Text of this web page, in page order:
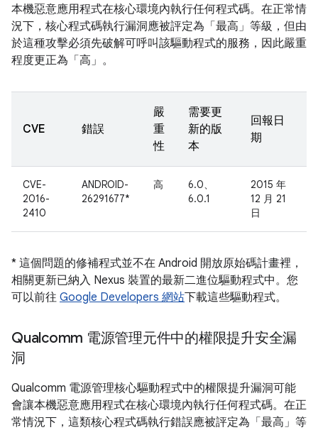
本機惡意應用程式在核心環境內執行任何程式碼。在正常情
況下，核心程式碼執行漏洞應被評定為「最高」等級，但由
於這種攻擊必須先破解可呼叫該驅動程式的服務，因此嚴重
程度更正為「高」。
CVE 錯誤
嚴
重
性
需要更
新的版
本
回報日
期
CVE-
2016-
2410
ANDROID-
26291677*
高
6.0、
6.0.1
2015 年
12 月 21
日
* 這個問題的修補程式並不在 Android 開放原始碼計畫裡，
相關更新已納入 Nexus 裝置的最新二進位驅動程式中。您
可以前往 Google Developers 網站下載這些驅動程式。
Qualcomm 電源管理元件中的權限提升安全漏
洞
Qualcomm 電源管理核心驅動程式中的權限提升漏洞可能
會讓本機惡意應用程式在核心環境內執行任何程式碼。在正
常情況下，這類核心程式碼執行錯誤應被評定為「最高」等